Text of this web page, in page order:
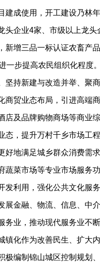
建成使用，开工建设乃林
头企业4家、市级以上龙
新增三品一标认证农畜产
一步提高农民组织化程度
持新建与改造并举、聚商
商贸业态布局，引进高端
店及品牌购物商场等商业
态，提升万村千乡市场工
好地满足城乡群众消费需
蔬菜市场等专业市场服务
发利用，强化公共文化服
展金融、物流、信息、中
务业，推动现代服务业不
化作为改善民生、扩大内
极编制锦山城区控制规划